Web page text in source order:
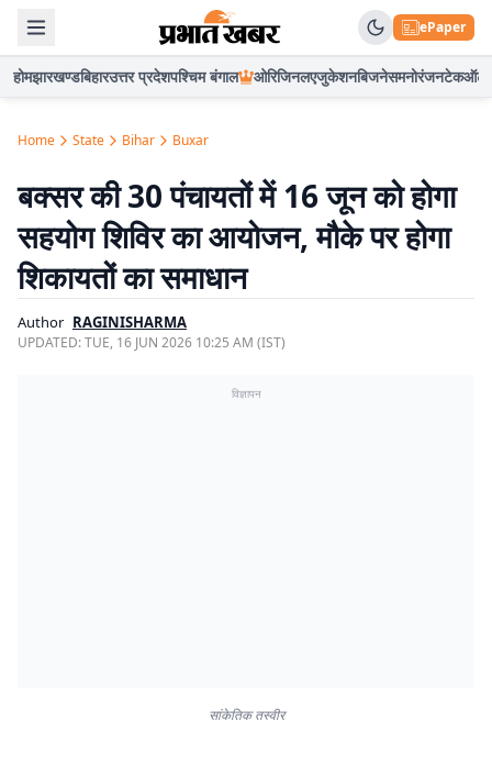
ePaper
होमझारखण्डबिहारउत्तर प्रदेशपश्चिम बंगाल ओरिजिनलएजुकेशनबिजनेसमनोरंजनटेकऑटो
Home State Bihar Buxar
बक्सर की 30 पंचायतों में 16 जून को होगा
सहयोग शिविर का आयोजन, मौके पर होगा
शिकायतों का समाधान
Author RAGINISHARMA
UPDATED:TUE, 16 JUN 2026 10:25 AM (IST)
विज्ञापन
सांकेतिक तस्वीर